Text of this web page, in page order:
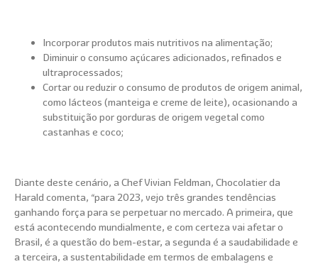
Incorporar produtos mais nutritivos na alimentação;
Diminuir o consumo açúcares adicionados, refinados e
ultraprocessados;
Cortar ou reduzir o consumo de produtos de origem animal,
como lácteos (manteiga e creme de leite), ocasionando a
substituição por gorduras de origem vegetal como
castanhas e coco;
Diante deste cenário, a Chef Vivian Feldman, Chocolatier da
Harald comenta, “para 2023, vejo três grandes tendências
ganhando força para se perpetuar no mercado. A primeira, que
está acontecendo mundialmente, e com certeza vai afetar o
Brasil, é a questão do bem-estar, a segunda é a saudabilidade e
a terceira, a sustentabilidade em termos de embalagens e